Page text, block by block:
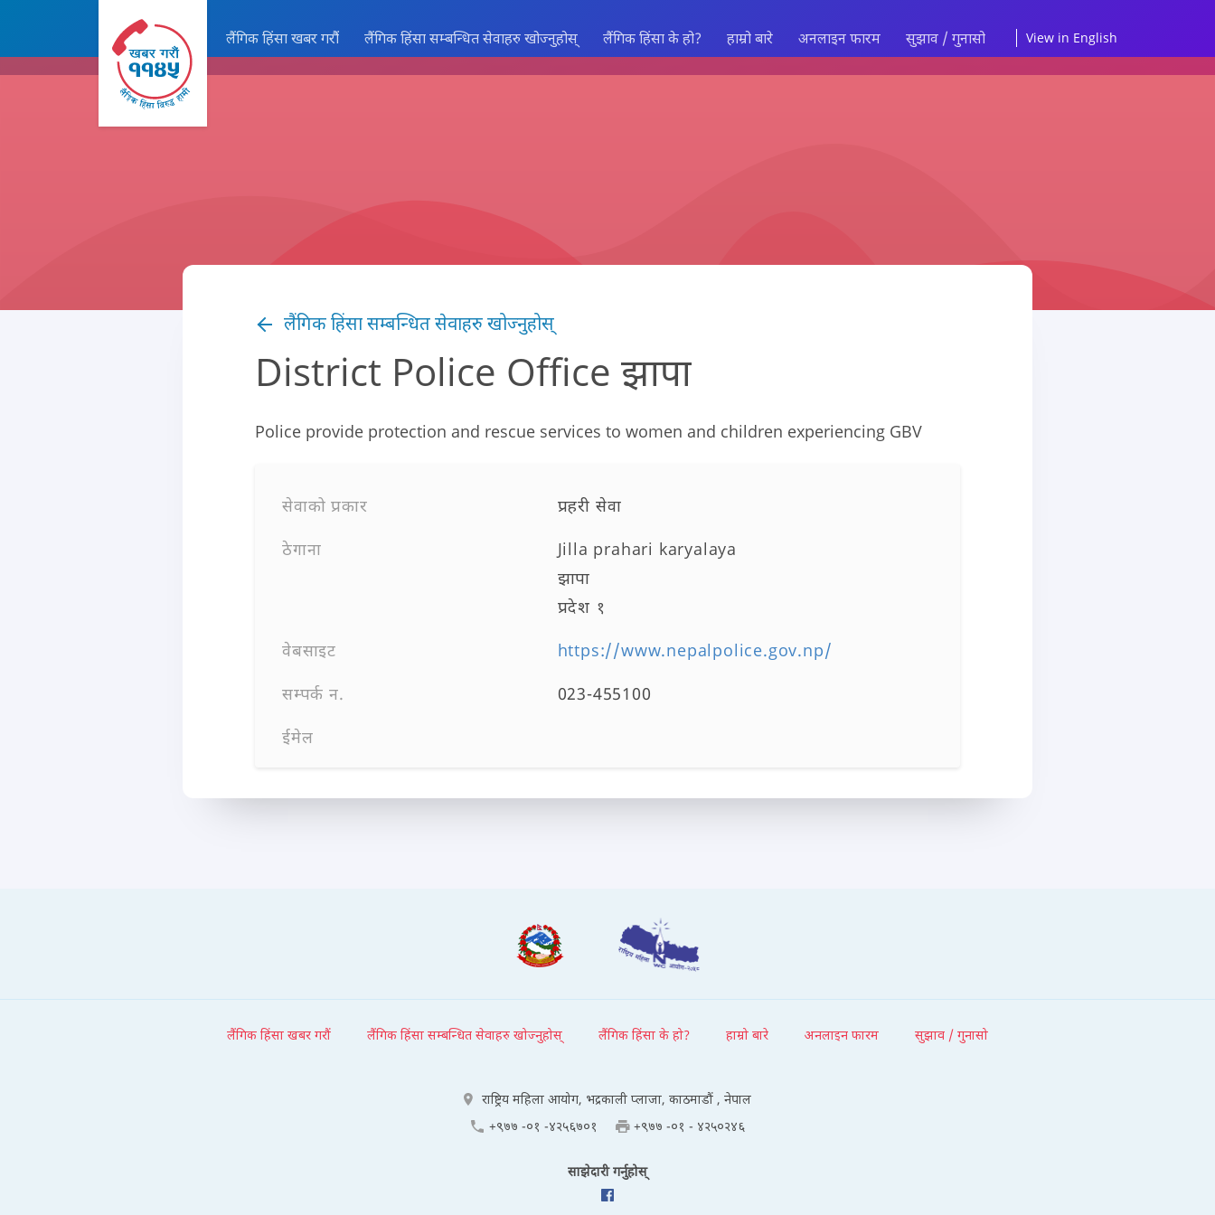
लैंगिक हिंसा खबर गरौं लैंगिक हिंसा सम्बन्धित सेवाहरु खोज्नुहोस् लैंगिक हिंसा के हो? हाम्रो बारे अनलाइन फारम सुझाव / गुनासो View in English
लैंगिक हिंसा सम्बन्धित सेवाहरु खोज्नुहोस्
District Police Office झापा
Police provide protection and rescue services to women and children experiencing GBV
सेवाको प्रकार
प्रहरी सेवा
ठेगाना
Jilla prahari karyalaya
झापा
प्रदेश १
वेबसाइट
https://www.nepalpolice.gov.np/
सम्पर्क न.
023-455100
ईमेल
लैंगिक हिंसा खबर गरौं लैंगिक हिंसा सम्बन्धित सेवाहरु खोज्नुहोस् लैंगिक हिंसा के हो? हाम्रो बारे अनलाइन फारम सुझाव / गुनासो
राष्ट्रिय महिला आयोग, भद्रकाली प्लाजा, काठमाडौं , नेपाल
+९७७ -०१ -४२५६७०१
+९७७ -०१ - ४२५०२४६
साझेदारी गर्नुहोस्